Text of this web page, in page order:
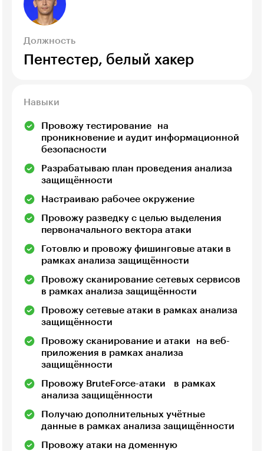
Должность
Пентестер, белый хакер
Навыки
Провожу тестирование на
проникновение и аудит информационной
безопасности
Разрабатываю план проведения анализа
защищённости
Настраиваю рабочее окружение
Провожу разведку с целью выделения
первоначального вектора атаки
Готовлю и провожу фишинговые атаки в
рамках анализа защищённости
Провожу сканирование сетевых сервисов
в рамках анализа защищённости
Провожу сетевые атаки в рамках анализа
защищённости
Провожу сканирование и атаки на веб-
приложения в рамках анализа
защищённости
Провожу BruteForce-атаки в рамках
анализа защищённости
Получаю дополнительных учётные
данные в рамках анализа защищённости
Провожу атаки на доменную